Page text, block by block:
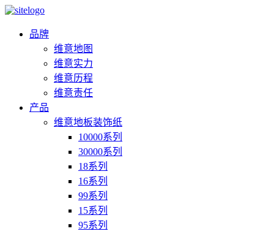
品牌
维意地图
维意实力
维意历程
维意责任
产品
维意地板装饰纸
10000系列
30000系列
18系列
16系列
99系列
15系列
95系列